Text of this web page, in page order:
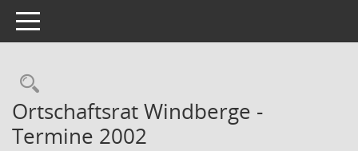
Toggle navigation
Rechercheauswahl
Ortschaftsrat Windberge -
Termine 2002